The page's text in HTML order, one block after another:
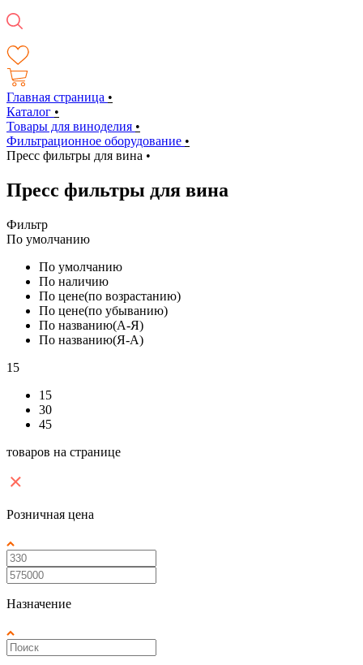
Главная страница •
Каталог •
Товары для виноделия •
Фильтрационное оборудование •
Пресс фильтры для вина •
Пресс фильтры для вина
Фильтр
По умолчанию
По умолчанию
По наличию
По цене(по возрастанию)
По цене(по убыванию)
По названию(А-Я)
По названию(Я-А)
15
15
30
45
товаров на странице
Розничная цена
Назначение